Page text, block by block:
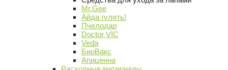
Mr.Gee
Айда гулять!
Пчелодар
Doctor VIC
Veda
БиоВакс
Апиценна